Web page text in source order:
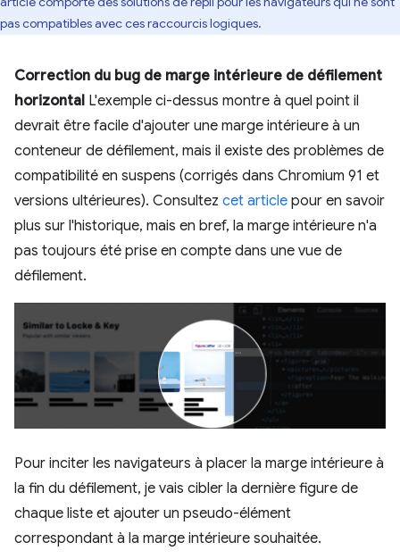
pas compatibles avec ces raccourcis logiques.
Correction du bug de marge intérieure de défilement
horizontal L'exemple ci-dessus montre à quel point il
devrait être facile d'ajouter une marge intérieure à un
conteneur de défilement, mais il existe des problèmes de
compatibilité en suspens (corrigés dans Chromium 91 et
versions ultérieures). Consultez cet article pour en savoir
plus sur l'historique, mais en bref, la marge intérieure n'a
pas toujours été prise en compte dans une vue de
défilement.
Pour inciter les navigateurs à placer la marge intérieure à
la fin du défilement, je vais cibler la dernière figure de
chaque liste et ajouter un pseudo-élément
correspondant à la marge intérieure souhaitée.